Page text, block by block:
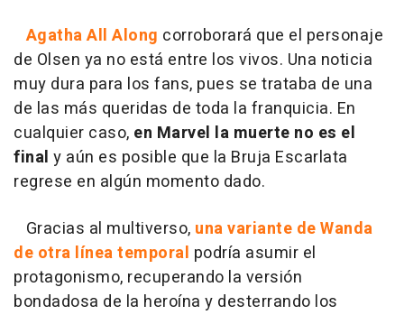
Agatha All Along corroborará que el personaje
de Olsen ya no está entre los vivos. Una noticia
muy dura para los fans, pues se trataba de una
de las más queridas de toda la franquicia. En
cualquier caso, en Marvel la muerte no es el
final y aún es posible que la Bruja Escarlata
regrese en algún momento dado.
Gracias al multiverso, una variante de Wanda
de otra línea temporal podría asumir el
protagonismo, recuperando la versión
bondadosa de la heroína y desterrando los